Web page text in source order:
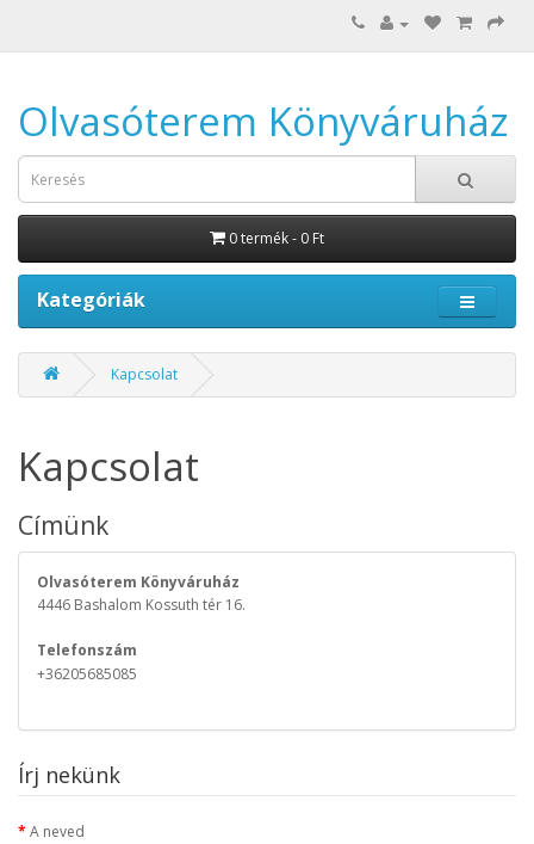
Olvasóterem Könyváruház
0 termék - 0 Ft
Kategóriák
Kapcsolat
Kapcsolat
Címünk
Olvasóterem Könyváruház
4446 Bashalom Kossuth tér 16.
Telefonszám
+36205685085
Írj nekünk
A neved